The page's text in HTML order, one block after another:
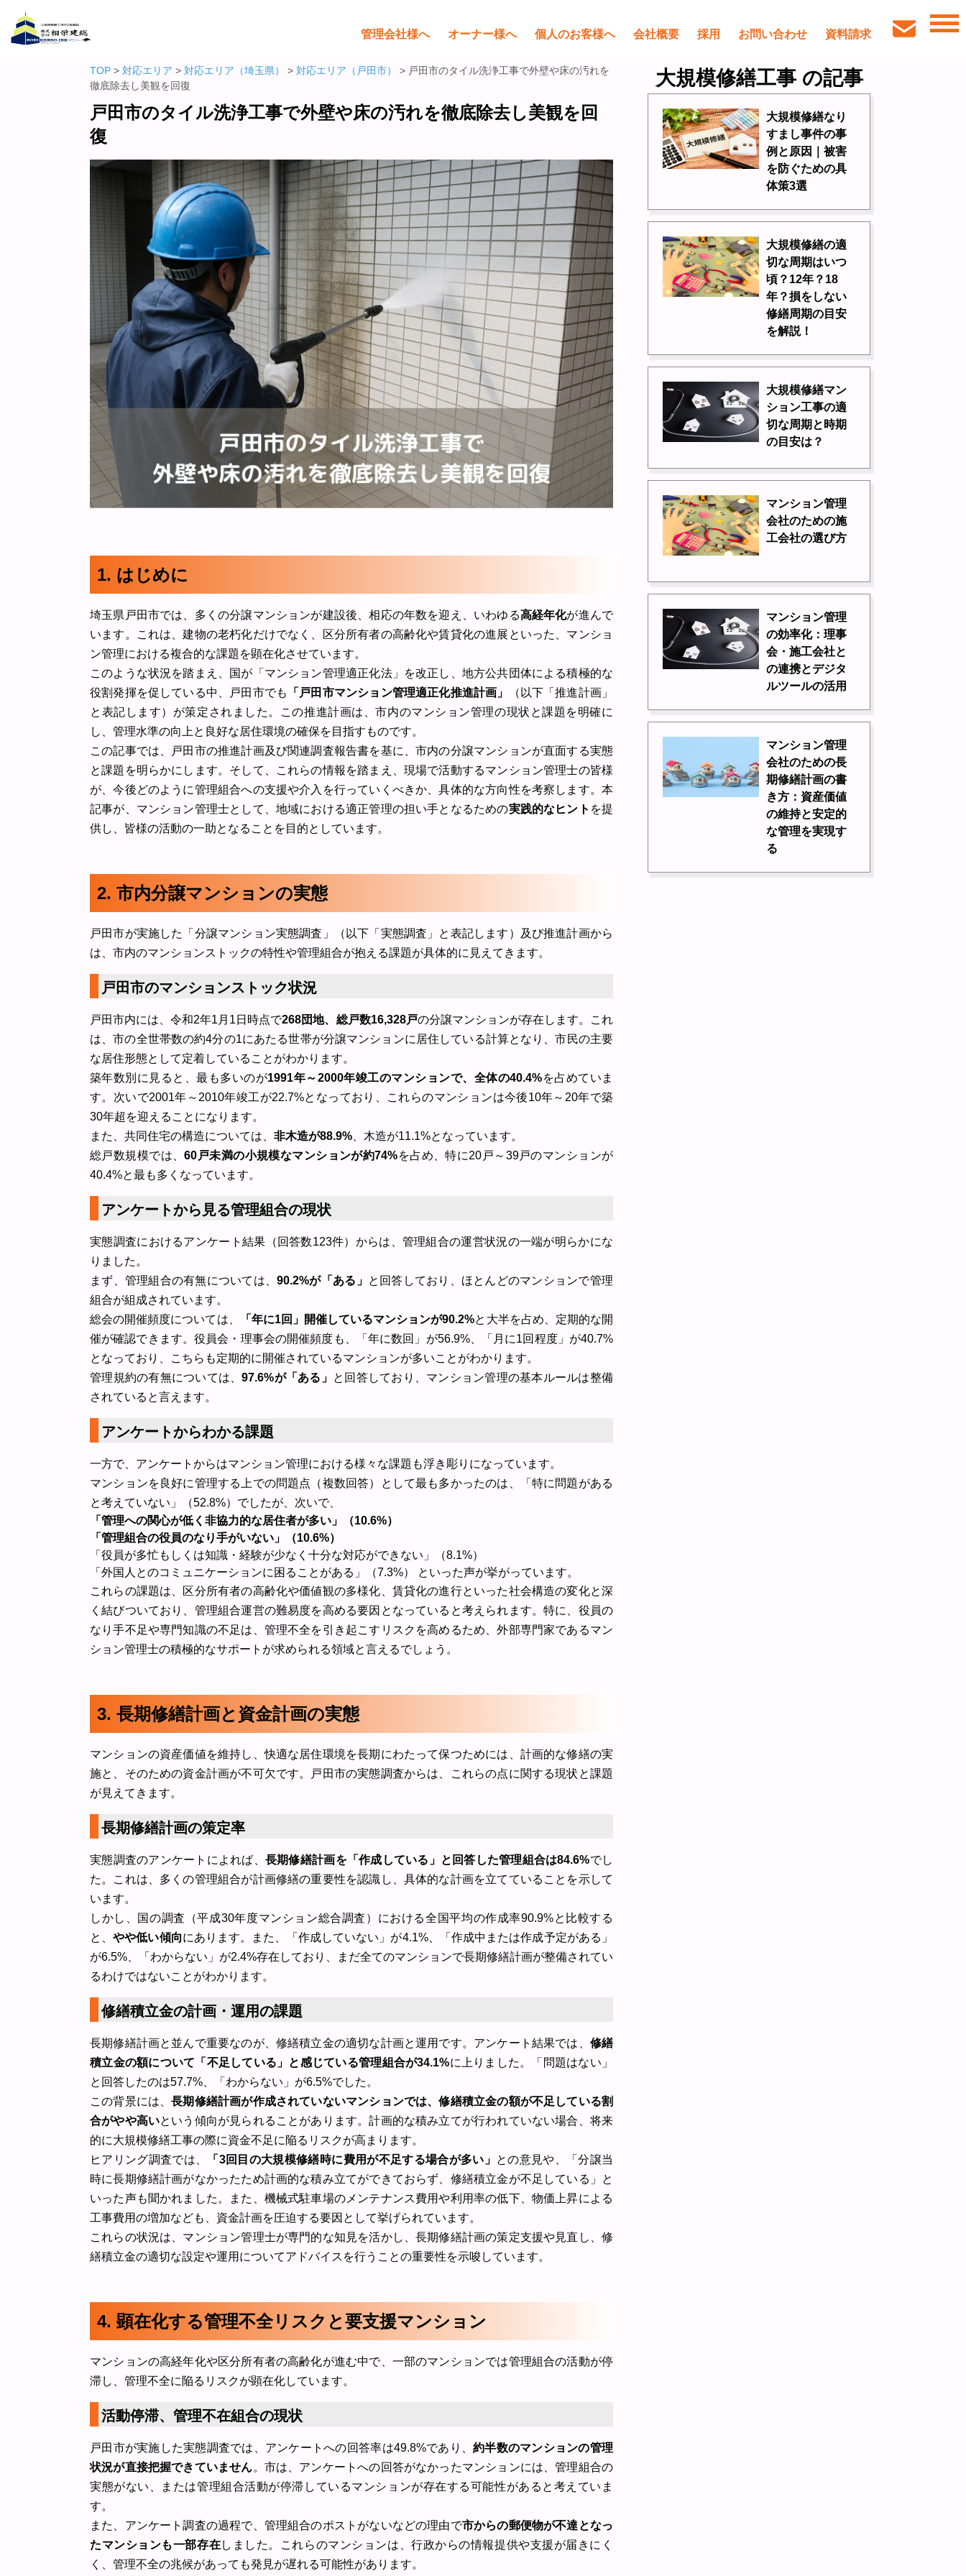
管理会社様へ オーナー様へ 個人のお客様へ 会社概要 採用 お問い合わせ 資料請求
TOP > 対応エリア > 対応エリア（埼玉県） > 対応エリア（戸田市）
> 戸田市のタイル洗浄工事で外壁や床の汚れを
徹底除去し美観を回復
戸田市のタイル洗浄工事で外壁や床の汚れを徹底除去し美観を回
復
1. はじめに
埼玉県戸田市では、多くの分譲マンションが建設後、相応の年数を迎え、いわゆる高経年化が進んで
います。これは、建物の老朽化だけでなく、区分所有者の高齢化や賃貸化の進展といった、マンショ
ン管理における複合的な課題を顕在化させています。
このような状況を踏まえ、国が「マンション管理適正化法」を改正し、地方公共団体による積極的な
役割発揮を促している中、戸田市でも
「戸田市マンション管理適正化推進計画」
（以下「推進計画」
と表記します）が策定されました。この推進計画は、市内のマンション管理の現状と課題を明確に
し、管理水準の向上と良好な居住環境の確保を目指すものです。
この記事では、戸田市の推進計画及び関連調査報告書を基に、市内の分譲マンションが直面する実態
と課題を明らかにします。そして、これらの情報を踏まえ、現場で活動するマンション管理士の皆様
が、今後どのように管理組合への支援や介入を行っていくべきか、具体的な方向性を考察します。本
記事が、マンション管理士として、地域における適正管理の担い手となるための実践的なヒント を提
供し、皆様の活動の一助となることを目的としています。
2. 市内分譲マンションの実態
戸田市が実施した「分譲マンション実態調査」（以下「実態調査」と表記します）及び推進計画から
は、市内のマンションストックの特性や管理組合が抱える課題が具体的に見えてきます。
戸田市のマンションストック状況
戸田市内には、令和2年1月1日時点で268団地、総戸数16,328戸の分譲マンションが存在します。これ
は、市の全世帯数の約4分の1にあたる世帯が分譲マンションに居住している計算となり、市民の主要
な居住形態として定着していることがわかります。
築年数別に見ると、最も多いのが1991年～2000年竣工のマンションで、全体の40.4%を占めていま
す。次いで2001年～2010年竣工が22.7%となっており、これらのマンションは今後10年～20年で築
30年超を迎えることになります。
また、共同住宅の構造については、 非木造が88.9% 、木造が11.1%となっています。
総戸数規模では、60戸未満の小規模なマンションが約74%を占め、特に20戸～39戸のマンションが
40.4%と最も多くなっています。
アンケートから見る管理組合の現状
実態調査におけるアンケート結果（回答数123件）からは、管理組合の運営状況の一端が明らかにな
りました。
まず、管理組合の有無については、90.2%が「ある」 と回答しており、ほとんどのマンションで管理
組合が組成されています。
総会の開催頻度については、
「年に1回」開催しているマンションが90.2%と大半を占め、定期的な開
催が確認できます。役員会・理事会の開催頻度も、「年に数回」が56.9%、「月に1回程度」が40.7%
となっており、こちらも定期的に開催されているマンションが多いことがわかります。
管理規約の有無については、97.6%が「ある」 と回答しており、マンション管理の基本ルールは整備
されていると言えます。
アンケートからわかる課題
一方で、アンケートからはマンション管理における様々な課題も浮き彫りになっています。
マンションを良好に管理する上での問題点（複数回答）として最も多かったのは、「特に問題がある
と考えていない」（52.8%）でしたが、次いで、
「管理への関心が低く非協力的な居住者が多い」（10.6%）
「管理組合の役員のなり手がいない」（10.6%）
「役員が多忙もしくは知識・経験が少なく十分な対応ができない」（8.1%）
「外国人とのコミュニケーションに困ることがある」（7.3%） といった声が挙がっています。
これらの課題は、区分所有者の高齢化や価値観の多様化、賃貸化の進行といった社会構造の変化と深
く結びついており、管理組合運営の難易度を高める要因となっていると考えられます。特に、役員の
なり手不足や専門知識の不足は、管理不全を引き起こすリスクを高めるため、外部専門家であるマン
ション管理士の積極的なサポートが求められる領域と言えるでしょう。
3. 長期修繕計画と資金計画の実態
マンションの資産価値を維持し、快適な居住環境を長期にわたって保つためには、計画的な修繕の実
施と、そのための資金計画が不可欠です。戸田市の実態調査からは、これらの点に関する現状と課題
が見えてきます。
長期修繕計画の策定率
実態調査のアンケートによれば、 長期修繕計画を「作成している」と回答した管理組合は84.6%でし
た。これは、多くの管理組合が計画修繕の重要性を認識し、具体的な計画を立てていることを示して
います。
しかし、国の調査（平成30年度マンション総合調査）における全国平均の作成率90.9%と比較する
と、やや低い傾向にあります。また、「作成していない」が4.1%、「作成中または作成予定がある」
が6.5%、「わからない」が2.4%存在しており、まだ全てのマンションで長期修繕計画が整備されてい
るわけではないことがわかります。
修繕積立金の計画・運用の課題
長期修繕計画と並んで重要なのが、修繕積立金の適切な計画と運用です。アンケート結果では、 修繕
積立金の額について「不足している」と感じている管理組合が34.1%に上りました。「問題はない」
と回答したのは57.7%、「わからない」が6.5%でした。
この背景には、長期修繕計画が作成されていないマンションでは、修繕積立金の額が不足している割
合がやや高いという傾向が見られることがあります。計画的な積み立てが行われていない場合、将来
的に大規模修繕工事の際に資金不足に陥るリスクが高まります。
ヒアリング調査では、
「3回目の大規模修繕時に費用が不足する場合が多い」 との意見や、「分譲当
時に長期修繕計画がなかったため計画的な積み立てができておらず、修繕積立金が不足している」と
いった声も聞かれました。また、機械式駐車場のメンテナンス費用や利用率の低下、物価上昇による
工事費用の増加なども、資金計画を圧迫する要因として挙げられています。
これらの状況は、マンション管理士が専門的な知見を活かし、長期修繕計画の策定支援や見直し、修
繕積立金の適切な設定や運用についてアドバイスを行うことの重要性を示唆しています。
4. 顕在化する管理不全リスクと要支援マンション
マンションの高経年化や区分所有者の高齢化が進む中で、一部のマンションでは管理組合の活動が停
滞し、管理不全に陥るリスクが顕在化しています。
活動停滞、管理不在組合の現状
戸田市が実施した実態調査では、アンケートへの回答率は49.8%であり、約半数のマンションの管理
状況が直接把握できていません。市は、アンケートへの回答がなかったマンションには、管理組合の
実態がない、または管理組合活動が停滞しているマンションが存在する可能性があると考えていま
す。
また、アンケート調査の過程で、管理組合のポストがないなどの理由で市からの郵便物が不達となっ
たマンションも一部存在しました。これらのマンションは、行政からの情報提供や支援が届きにく
く、管理不全の兆候があっても発見が遅れる可能性があります。
大規模修繕工事 の記事
大規模修繕なり
すまし事件の事
例と原因｜被害
を防ぐための具
体策3選
大規模修繕の適
切な周期はいつ
頃？12年？18
年？損をしない
修繕周期の目安
を解説！
大規模修繕マン
ション工事の適
切な周期と時期
の目安は？
マンション管理
会社のための施
工会社の選び方
マンション管理
の効率化：理事
会・施工会社と
の連携とデジタ
ルツールの活用
マンション管理
会社のための長
期修繕計画の書
き方：資産価値
の維持と安定的
な管理を実現す
る